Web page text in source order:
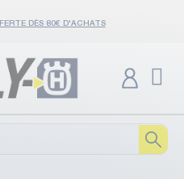
DÈS 80€ D'ACHATS